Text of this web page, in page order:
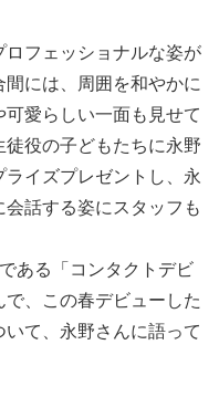
フェッショナルな姿が
には、周囲を和やかに
愛らしい一面も見せて
徒役の子どもたちに永野
イズプレゼントし、永
話する姿にスタッフも
ある「コンタクトデビ
、この春デビューした
て、永野さんに語って